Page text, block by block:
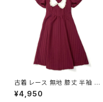
古着 レース 無地 膝丈 半袖 ワ
ンピース 赤 ボルドー (oa2607
080)
¥4,950